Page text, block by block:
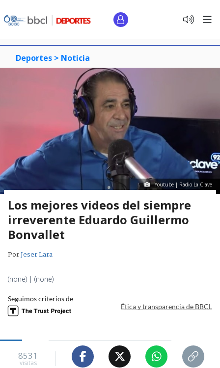
Deportes > Noticia
Youtube | Radio La Clave
Los mejores videos del siempre
irreverente Eduardo Guillermo
Bonvallet
PorJeser Lara
(none) | (none)
Seguimos criterios de
Ética y transparencia de BBCL
8531
visitas